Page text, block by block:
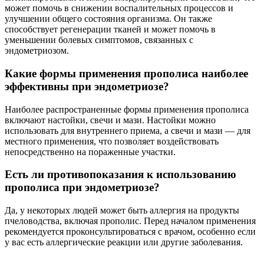
может помочь в снижении воспалительных процессов и
улучшении общего состояния организма. Он также
способствует регенерации тканей и может помочь в
уменьшении болевых симптомов, связанных с
эндометриозом.
Какие формы применения прополиса наиболее
эффективны при эндометриозе?
Наиболее распространенные формы применения прополиса
включают настойки, свечи и мази. Настойки можно
использовать для внутреннего приема, а свечи и мази — для
местного применения, что позволяет воздействовать
непосредственно на пораженные участки.
Есть ли противопоказания к использованию
прополиса при эндометриозе?
Да, у некоторых людей может быть аллергия на продукты
пчеловодства, включая прополис. Перед началом применения
рекомендуется проконсультироваться с врачом, особенно если
у вас есть аллергические реакции или другие заболевания.